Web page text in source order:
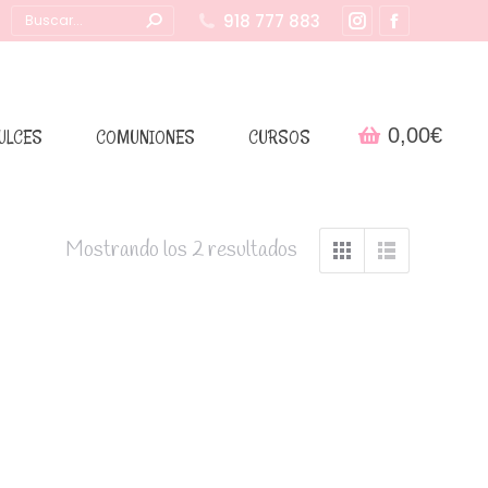
Buscar: 918 777 883
Instagram
in
Facebook
in
COMUNIONES CURSOS 0,00€
Mostrando los 2 resultados